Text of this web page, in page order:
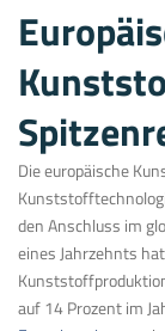
Die europäische
den Anschluss im
eines Jahrzehnts
auf 14 Prozent im